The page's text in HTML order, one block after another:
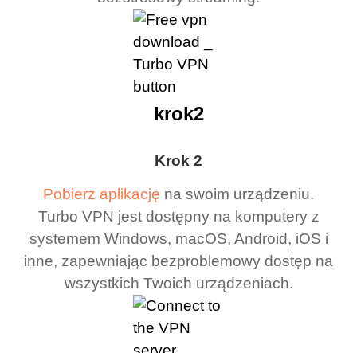
Krok 2
Pobierz aplikację na swoim urządzeniu.
Turbo VPN jest dostępny na komputery z
systemem Windows, macOS, Android, iOS i
inne, zapewniając bezproblemowy dostęp na
wszystkich Twoich urządzeniach.
krok2